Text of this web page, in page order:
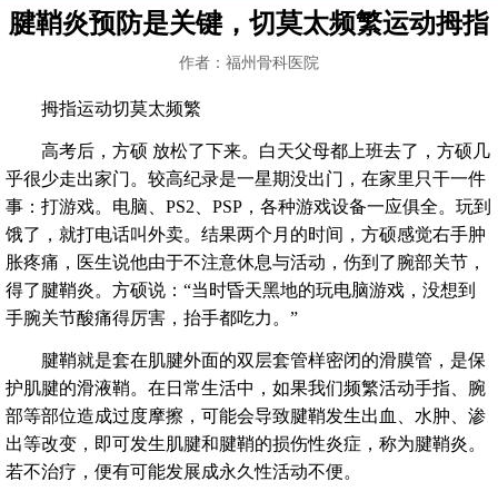
腱鞘炎预防是关键，切莫太频繁运动拇指
作者：福州骨科医院
拇指运动切莫太频繁
高考后，方硕 放松了下来。白天父母都上班去了，方硕几
乎很少走出家门。较高纪录是一星期没出门，在家里只干一件
事：打游戏。电脑、PS2、PSP，各种游戏设备一应俱全。玩到
饿了，就打电话叫外卖。结果两个月的时间，方硕感觉右手肿
胀疼痛，医生说他由于不注意休息与活动，伤到了腕部关节，
得了腱鞘炎。方硕说：“当时昏天黑地的玩电脑游戏，没想到
手腕关节酸痛得厉害，抬手都吃力。”
腱鞘就是套在肌腱外面的双层套管样密闭的滑膜管，是保
护肌腱的滑液鞘。在日常生活中，如果我们频繁活动手指、腕
部等部位造成过度摩擦，可能会导致腱鞘发生出血、水肿、渗
出等改变，即可发生肌腱和腱鞘的损伤性炎症，称为腱鞘炎。
若不治疗，便有可能发展成永久性活动不便。